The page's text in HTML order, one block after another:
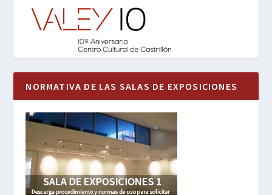
NORMATIVA DE LAS SALAS DE EXPOSICIONES